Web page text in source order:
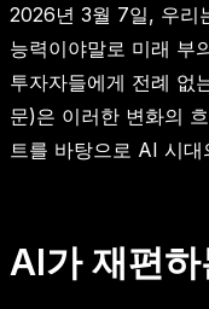
2026년 3월 7일, 우리
능력이야말로 미래 부
투자자들에게 전례 없
문)은 이러한 변화의
트를 바탕으로 AI 시대
AI가 재편